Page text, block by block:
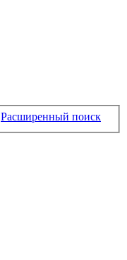
Расширенный поиск